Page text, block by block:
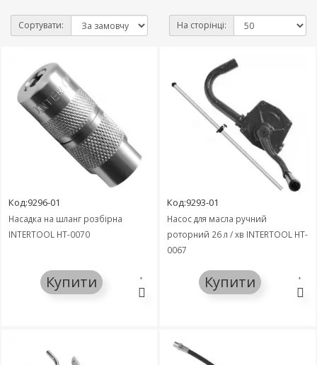
Сортувати: На сторінці:
Код:9296-01
Насадка на шланг розбірна
INTERTOOL HT-0070
Купити
Код:9293-01
Насос для масла ручний
роторний 26 л / хв INTERTOOL HT-
0067
Купити